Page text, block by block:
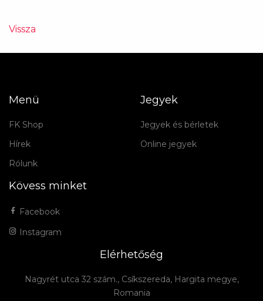
Vissza
Menü
FK Shop
Hírek
Rólunk
Jegyek
Jegyek és bérletek
Online jegyek
Kövess minket
Facebook
Instagram
Elérhetőség
Nagyrét utca 32 szám., Csíkszereda, Hargita megye,
Romania